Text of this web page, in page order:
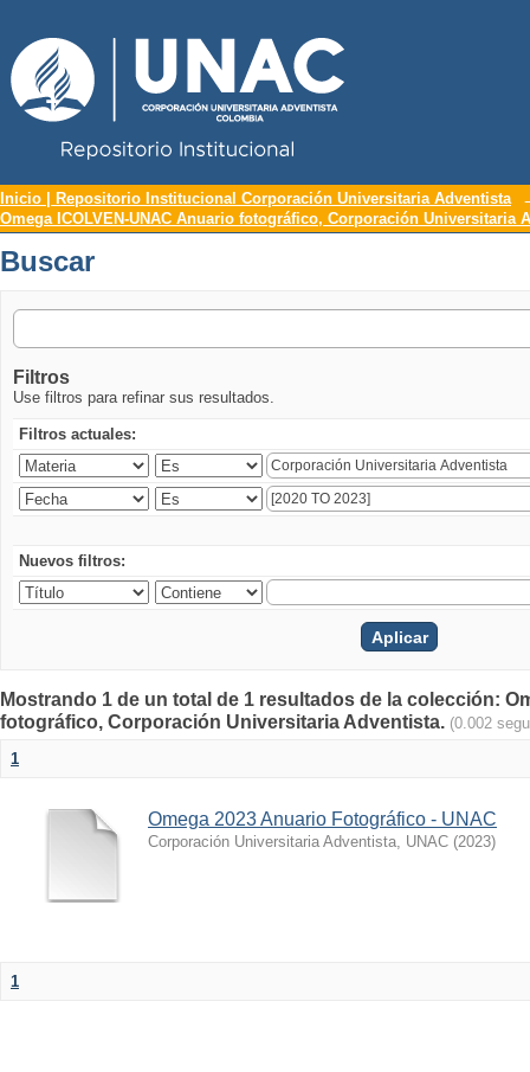
Buscar
Inicio | Repositorio Institucional Corporación Universitaria Adventista
Omega ICOLVEN-UNAC Anuario fotográfico, Corporación Universitaria
Buscar
Filtros
Use filtros para refinar sus resultados.
Filtros actuales:
Nuevos filtros:
Mostrando 1 de un total de 1 resultados de la colección:
fotográfico, Corporación Universitaria Adventista. (0.002
1
Omega 2023 Anuario Fotográfico - UNAC
Corporación Universitaria Adventista, UNAC (2023)
1